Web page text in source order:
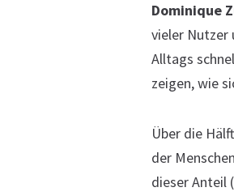
Dominique
vieler Nutzer
Alltags
zeigen, wie
Über die
der
dieser Anteil